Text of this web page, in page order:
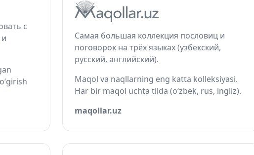
с
Самая большая коллекция пословиц и
поговорок на трёх языках (узбекский,
русский, английский).
Maqol va naqllarning eng katta kolleksiyasi.
Har bir maqol uchta tilda (o‘zbek, rus, ingliz).
maqollar.uz